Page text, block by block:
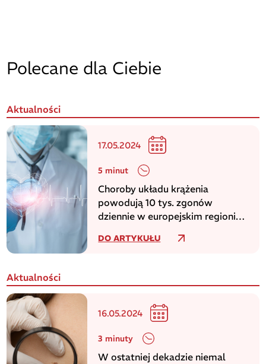
Polecane dla Ciebie
Aktualności
17.05.2024
5 minut
Choroby układu krążenia
powodują 10 tys. zgonów
dziennie w europejskim regionie
DO ARTYKUŁU
Aktualności
16.05.2024
3 minuty
W ostatniej dekadzie niemal